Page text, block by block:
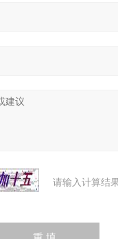
请输入计算结